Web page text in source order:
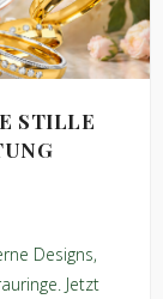
STILLE
Designs,
Jetzt